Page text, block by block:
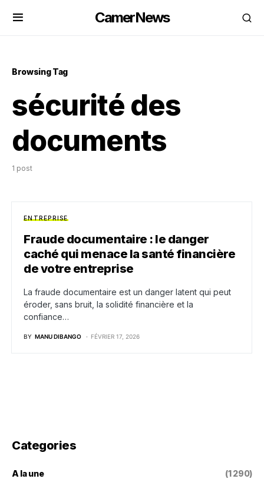
CamerNews
Browsing Tag
sécurité des
documents
1 post
ENTREPRISE
Fraude documentaire : le danger
caché qui menace la santé financière
de votre entreprise
La fraude documentaire est un danger latent qui peut
éroder, sans bruit, la solidité financière et la
confiance…
BY MANU DIBANGO FÉVRIER 17, 2026
Categories
A la une (1 290)